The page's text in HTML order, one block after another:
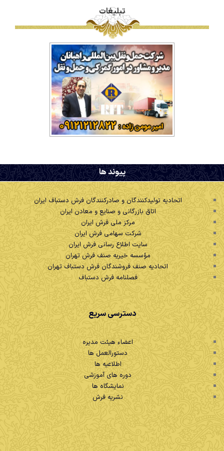
تبلیغات
. پیوند ها
اتحادیه تولیدکنندگان و صادرکنندگان فرش دستباف ایران
اتاق بازرگانی و صنایع و معادن ایران
مرکز ملی فرش ایران
شرکت سهامی فرش ایران
سایت اطلاع رسانی فرش ایران
مؤسسه خیریه صنف فرش تهران
اتحادیه صنف فروشندگان فرش دستباف تهران
فصلنامه فرش دستباف
دسترسی سریع
اعضاء هیئت مدیره
دستورالعمل ها
اطلاعیه ها
دوره های آموزشی
نمایشگاه ها
نشریه فرش